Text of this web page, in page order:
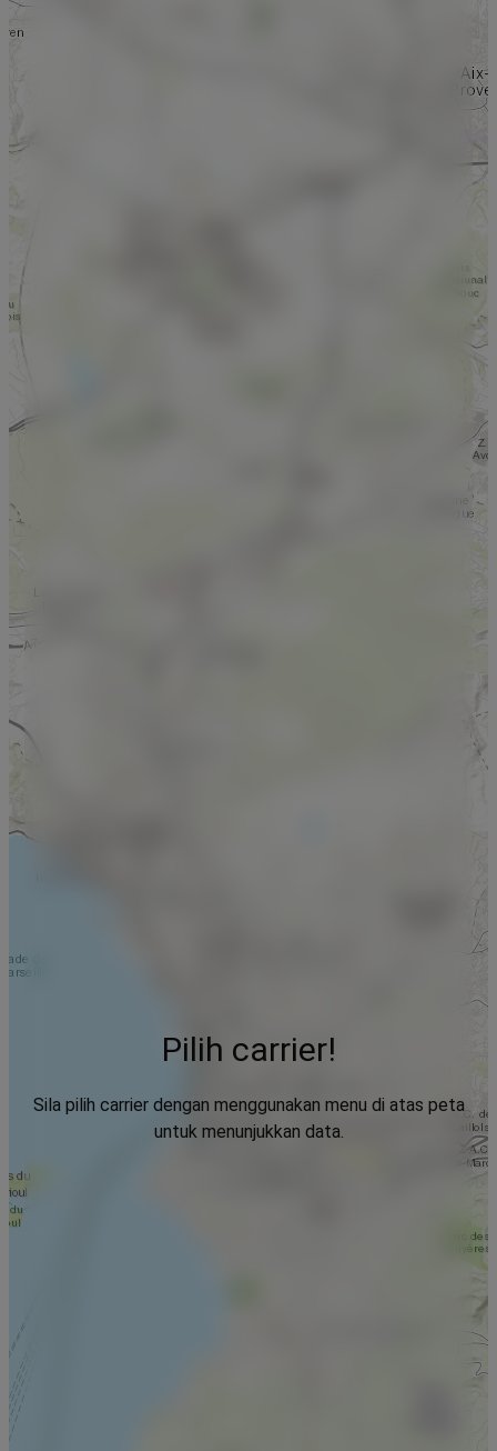
Pilih carrier!
Sila pilih carrier dengan menggunakan menu di atas peta
untuk menunjukkan data.